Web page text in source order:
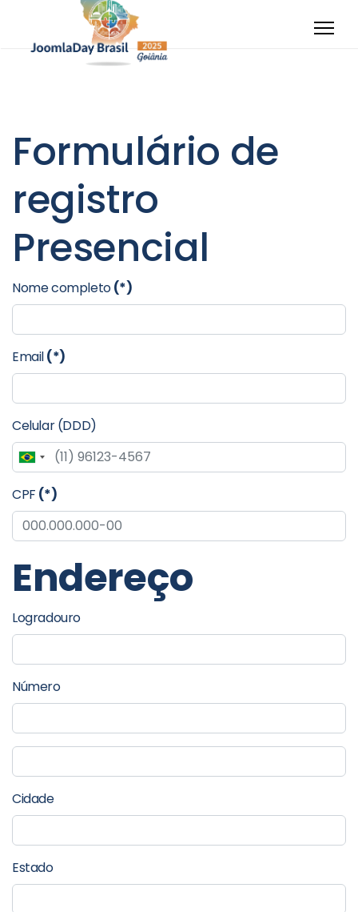
Formulário de
registro
Presencial
Nome completo(*)
Email(*)
Celular (DDD)
Brazil
CPF (*)
Endereço
Logradouro
Número
Cidade
Estado